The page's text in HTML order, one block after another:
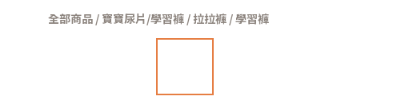
全部商品 / 寶寶尿片/學習褲 /拉拉褲 / 學習褲